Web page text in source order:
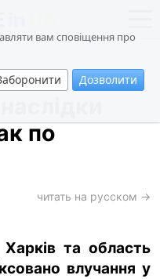
вам сповіщення про
Дозволити
по
читать на русском →
та область
влучання у